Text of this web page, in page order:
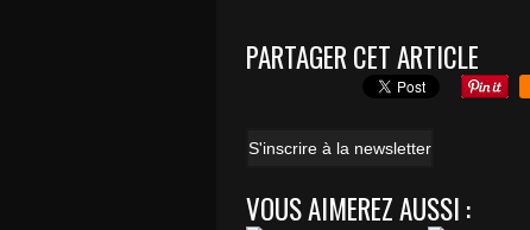
PARTAGER CET ARTICLE
S'inscrire à la newsletter
VOUS AIMEREZ AUSSI :